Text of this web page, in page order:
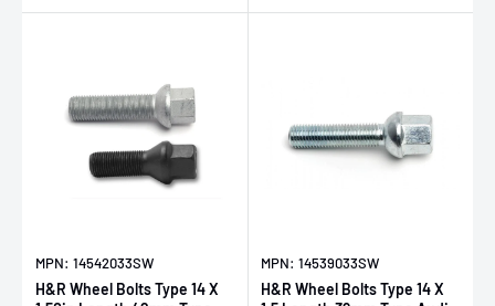
MPN: 14542033SW
H&R Wheel Bolts Type 14 X
MPN: 14539033SW
H&R Wheel Bolts Type 14 X